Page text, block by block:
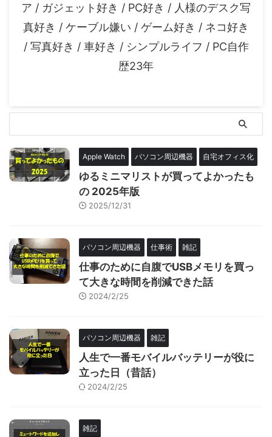
ア / ガジェット好き / PC好き / 人様のデスク写
真好き / ケーブル嫌い / ゲーム好き / ネコ好き
/ 写真好き / 車好き / シンプルライフ / PC自作
歴23年
Apple Watch パソコン周辺機器 自宅オフィス化
ゆるミニマリストが買ってよかったも
の 2025年版
2025/12/31
パソコン周辺機器 仕事術 雑記
仕事のために自腹でUSBメモリを買っ
て大きな時間を削減できた話
2024/2/25
パソコン周辺機器 雑記
人生で一番モバイルバッテリーが役に
立った日（昔話）
2024/2/25
雑記